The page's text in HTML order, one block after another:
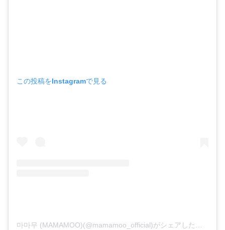
この投稿をInstagramで見る
마마무 (MAMAMOO)(@mamamoo_official)がシェアした投稿